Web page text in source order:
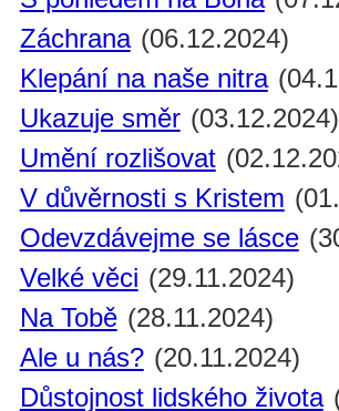
Záchrana (06.12.2024)
Klepání na naše nitra
Ukazuje směr (03.12.2024)
Umění rozlišovat
V důvěrnosti s Kristem
Odevzdávejme se lásce
Velké věci (29.11.2024)
Na Tobě (28.11.2024)
Ale u nás? (20.11.2024)
Důstojnost lidského života